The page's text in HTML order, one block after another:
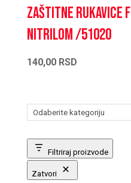
Zaštitne rukavice
nitrilom /51020
140,00 RSD
Odaberite
Filtriraj proizvode
Zatvori